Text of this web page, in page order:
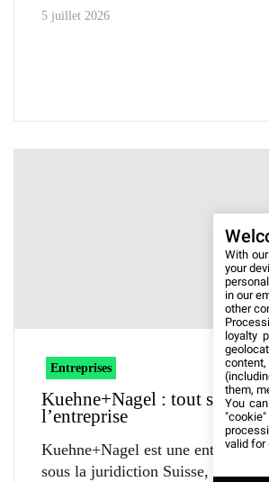
5 juillet 2026
Entreprises
Kuehne+Nagel : tout savoir
l’entreprise
Kuehne+Nagel est une entreprise
sous la juridiction Suisse, qui est
With
your
in our
other
loyalty
them,
You
valid for